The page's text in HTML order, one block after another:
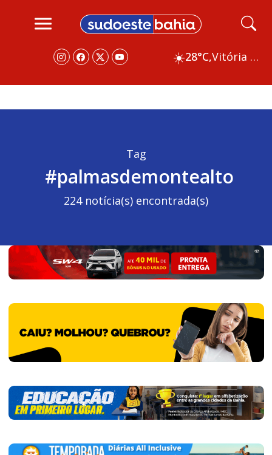
☀️28°C, Vitória da Conquista
Tag
#palmasdemontealto
224 notícia(s) encontrada(s)